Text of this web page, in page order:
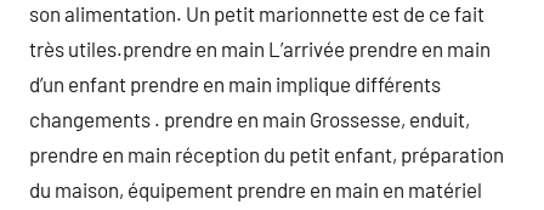
son alimentation. Un petit marionnette est de ce fait
très utiles.prendre en main L’arrivée prendre en main
d’un enfant prendre en main implique différents
changements . prendre en main Grossesse, enduit,
prendre en main réception du petit enfant, préparation
du maison, équipement prendre en main en matériel